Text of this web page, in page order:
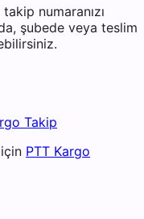
numaranızı
şubede veya teslim
Takip
PTT Kargo